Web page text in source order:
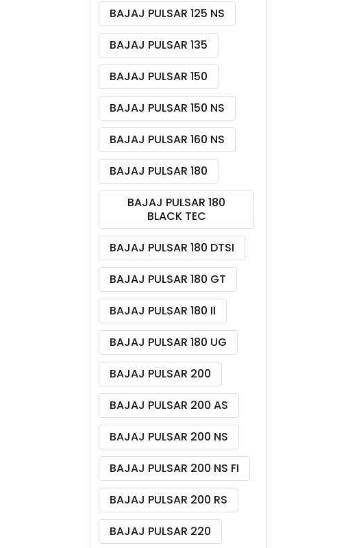
BAJAJ PULSAR 125 NS
BAJAJ PULSAR 135
BAJAJ PULSAR 150
BAJAJ PULSAR 150 NS
BAJAJ PULSAR 160 NS
BAJAJ PULSAR 180
BAJAJ PULSAR 180
BLACK TEC
BAJAJ PULSAR 180 DTSI
BAJAJ PULSAR 180 GT
BAJAJ PULSAR 180 II
BAJAJ PULSAR 180 UG
BAJAJ PULSAR 200
BAJAJ PULSAR 200 AS
BAJAJ PULSAR 200 NS
BAJAJ PULSAR 200 NS FI
BAJAJ PULSAR 200 RS
BAJAJ PULSAR 220